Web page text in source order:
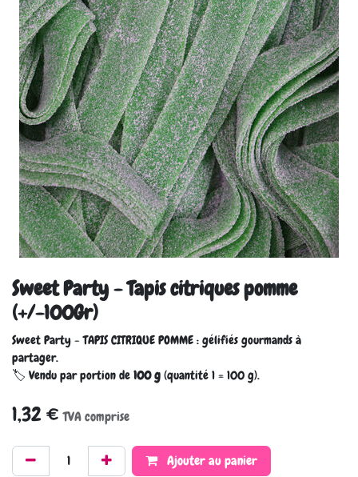
Sweet Party - Tapis citriques pomme
(+/-100Gr)
Sweet Party - TAPIS CITRIQUE POMME : gélifiés gourmands à
partager.
🏷️ Vendu par portion de 100 g (quantité 1 = 100 g).
1,32€ TVA comprise
Ajouter au panier